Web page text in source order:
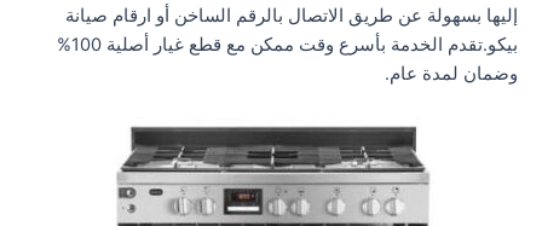
إليها بسهولة عن طريق الاتصال بالرقم الساخن أو ارقام صيانة
بيكو.تقدم الخدمة بأسرع وقت ممكن مع قطع غيار أصلية 100%
وضمان لمدة عام.